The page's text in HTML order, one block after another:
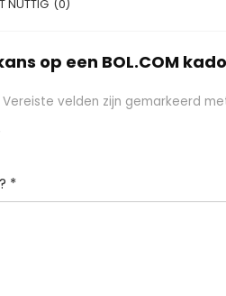
NUTTIG (0)
op een BOL.COM
Vereiste velden zijn gemarkeerd
*